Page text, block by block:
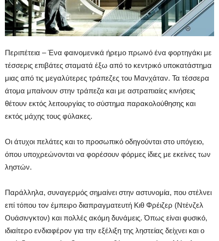
Περιπέτεια – Ένα φαινομενικά ήρεμο πρωινό ένα φορτηγάκι με
τέσσερις επιβάτες σταματά έξω από το κεντρικό υποκατάστημα
μιας από τις μεγαλύτερες τράπεζες του Μανχάταν. Τα τέσσερα
άτομα μπαίνουν στην τράπεζα και με αστραπιαίες κινήσεις
θέτουν εκτός λειτουργίας το σύστημα παρακολούθησης και
εκτός μάχης τους φύλακες.
Οι άτυχοι πελάτες και το προσωπικό οδηγούνται στο υπόγειο,
όπου υποχρεώνονται να φορέσουν φόρμες ίδιες με εκείνες των
ληστών.
Παράλληλα, συναγερμός σημαίνει στην αστυνομία, που στέλνει
επί τόπου τον έμπειρο διαπραγματευτή Κιθ Φρέιζερ (Ντένζελ
Ουάσινγκτον) και πολλές ακόμη δυνάμεις. Όπως είναι φυσικό,
ιδιαίτερο ενδιαφέρον για την εξέλιξη της ληστείας δείχνει και ο